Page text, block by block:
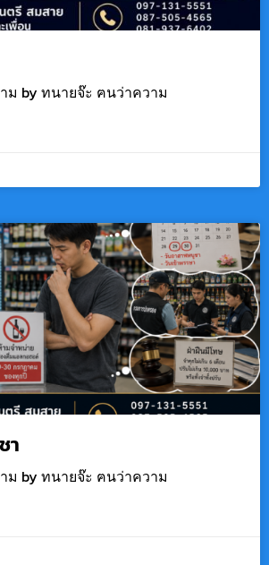
ม by ทนายจ๊ะ ฅนว่าความ
า
ม by ทนายจ๊ะ ฅนว่าความ